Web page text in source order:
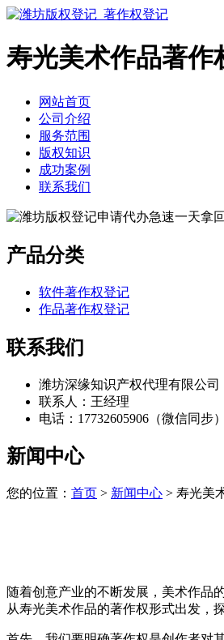
寿光美术作品著作
网站首页
公司介绍
服务范围
版权知识
成功案例
联系我们
产品分类
软件著作权登记
作品著作权登记
联系我们
潍坊深缘知识产权代理有限公司
联系人：王经理
电话：17732605906（微信同步）
新闻中心
您的位置： 首页 > 新闻中心 > 寿光美
随着创意产业的不断发展，美术作品
从寿光美术作品的著作权形式出发，